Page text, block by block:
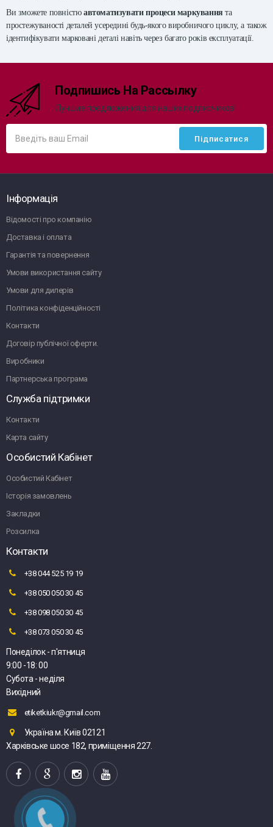
Ви зможете повністю автоматизувати процеси маркування та
простежуваності деталей усередині будь-якого виробничого циклу, а також
ідентифікувати марковані деталі навіть через багато років експлуатації.
Подпишись На Рассылку
Лучшие предложения для наших подписчиков!
Інформація
Відомості про компанію
Доставка і оплата
Гарантія та повернення
Умови використання сайту
Умови для дилерів
Політика конфіденційності
Контакти
Договір публічної оферти.
Виробники
Партнерська програма
Служба підтримки
Контакти
Карта сайту
Особистий Кабінет
Особистий Кабінет
Історія замовлень
Закладки
Розсилка
Контакти
+38 044 525 19 19
+38 050 050 30 45
+38 098 050 30 45
+38 073 050 30 45
Понеділок - п'ятниця
9:00 -18: 00
Субота - неділя
Вихідний
etiketkiukr@gmail.com
Україна м. Київ 02121
Харківське шосе 182, приміщення 227.